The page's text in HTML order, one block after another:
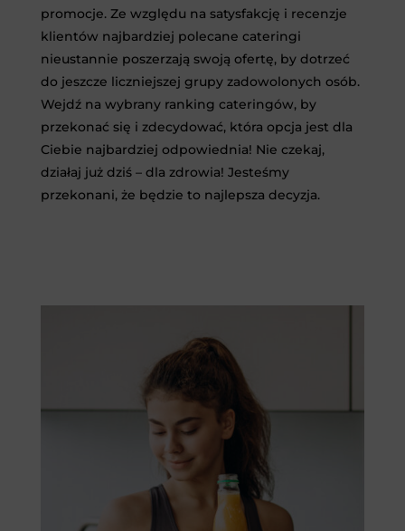
promocje. Ze względu na satysfakcję i recenzje
klientów najbardziej polecane cateringi
nieustannie poszerzają swoją ofertę, by dotrzeć
do jeszcze liczniejszej grupy zadowolonych osób.
Wejdź na wybrany ranking cateringów, by
przekonać się i zdecydować, która opcja jest dla
Ciebie najbardziej odpowiednia! Nie czekaj,
działaj już dziś – dla zdrowia! Jesteśmy
przekonani, że będzie to najlepsza decyzja.